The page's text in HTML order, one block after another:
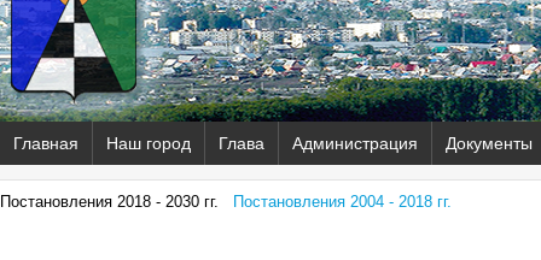
Главная Наш город Глава Администрация Документы
Постановления 2018 - 2030 гг. Постановления 2004 - 2018 гг.